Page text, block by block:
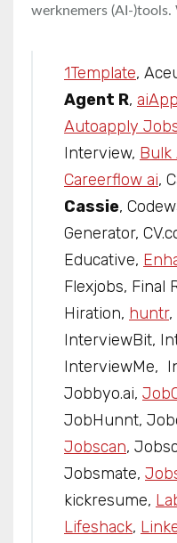
werknemers (AI-)tools.
1Template,
Agent R,
Autoapply
Interview, Bulk
Careerflow ai,
Cassie,
Generator,
Educative,
Flexjobs, Final
Hiration, huntr,
InterviewBit,
InterviewMe,
Jobbyo.ai,
JobHunnt,
Jobscan,
Jobsmate,
kickresume,
Lifeshack,